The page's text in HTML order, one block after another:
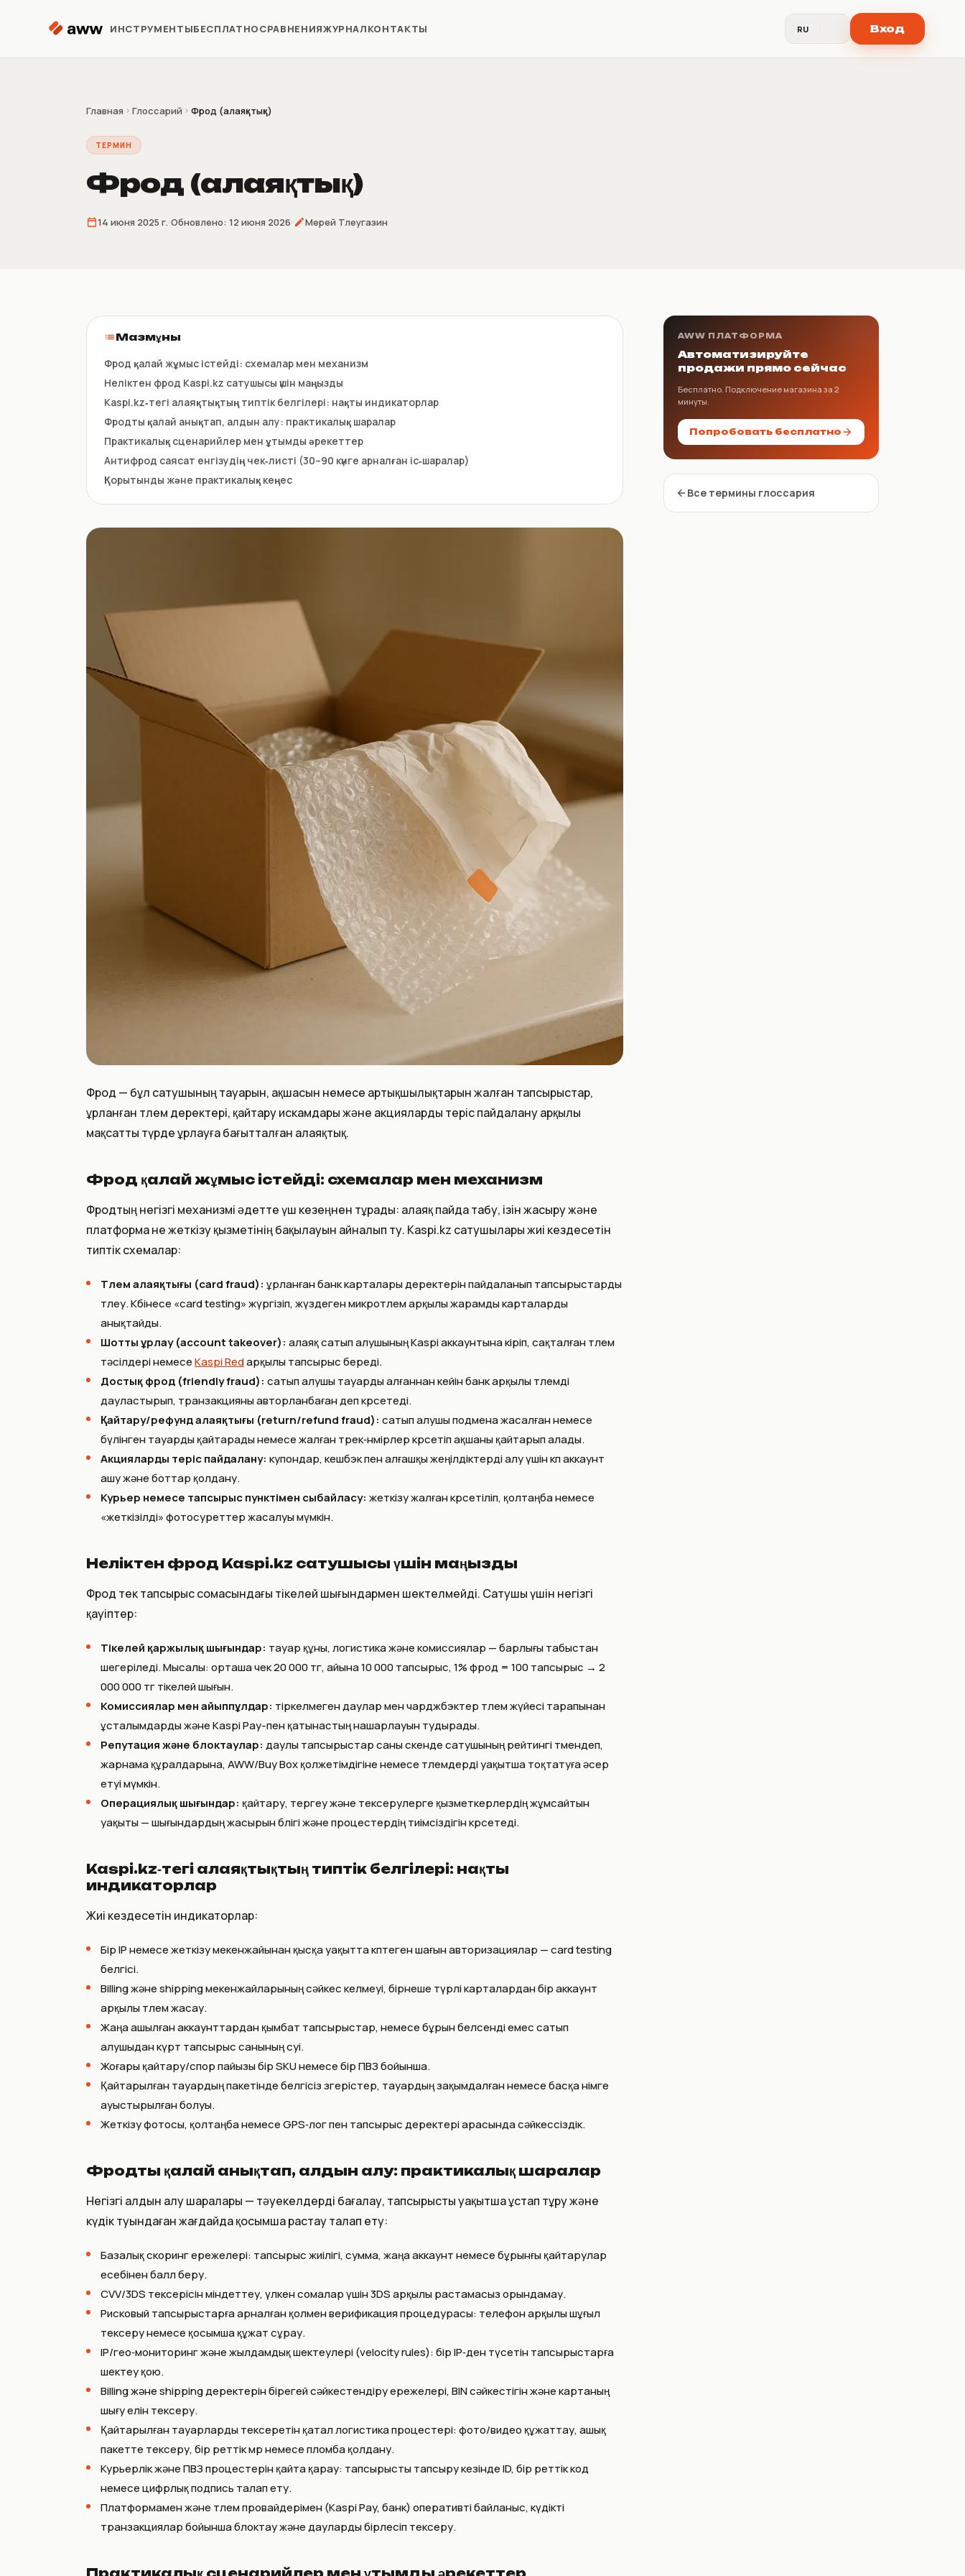
ИНСТРУМЕНТЫ
Автоматизация цен Kaspi
Продажи до поставки
НКТ / NTIN
июля
БЕСПЛАТНОСРАВНЕНИЯЖУРНАЛКОНТАКТЫ RU Вход
Главная Глоссарий Фрод (алаяқтық)
ТЕРМИН
Фрод (алаяқтық)
14 июня 2025 г. Обновлено: 12 июня 2026 Мерей Тлеугазин
Мазмұны
Фрод қалай жұмыс істейді: схемалар мен механизм
Неліктен фрод Kaspi.kz сатушысы үшін маңызды
Kaspi.kz‑тегі алаяқтықтың типтік белгілері: нақты индикаторлар
Фродты қалай анықтап, алдын алу: практикалық шаралар
Практикалық сценарийлер мен ұтымды әрекеттер
Антифрод саясат енгізудің чек‑листі (30–90 күнге арналған іс‑шаралар)
Қорытынды және практикалық кеңес
Фрод — бұл сатушының тауарын, ақшасын немесе артықшылықтарын жалған тапсырыстар,
ұрланған төлем деректері, қайтару искамдары және акцияларды теріс пайдалану арқылы
мақсатты түрде ұрлауға бағытталған алаяқтық.
Фрод қалай жұмыс істейді: схемалар мен механизм
Фродтың негізгі механизмі әдетте үш кезеңнен тұрады: алаяқ пайда табу, ізін жасыру және
платформа не жеткізу қызметінің бақылауын айналып өту. Kaspi.kz сатушылары жиі кездесетін
типтік схемалар:
Төлем алаяқтығы (card fraud): ұрланған банк карталары деректерін пайдаланып тапсырыстарды
төлеу. Көбінесе «card testing» жүргізіп, жүздеген микротөлем арқылы жарамды карталарды
анықтайды.
Шотты ұрлау (account takeover): алаяқ сатып алушының Kaspi аккаунтына кіріп, сақталған төлем
тәсілдері немесеKaspi Redарқылы тапсырыс береді.
Достық фрод (friendly fraud): сатып алушы тауарды алғаннан кейін банк арқылы төлемді
дауластырып, транзакцияны авторланбаған деп көрсетеді.
Қайтару/рефунд алаяқтығы (return/refund fraud): сатып алушы подмена жасалған немесе
бүлінген тауарды қайтарады немесе жалған трек‑нөмірлер көрсетіп ақшаны қайтарып алады.
Акцияларды теріс пайдалану: купондар, кешбэк пен алғашқы жеңілдіктерді алу үшін көп аккаунт
ашу және боттар қолдану.
Курьер немесе тапсырыс пунктімен сыбайласу: жеткізу жалған көрсетіліп, қолтаңба немесе
«жеткізілді» фотосуреттер жасалуы мүмкін.
Неліктен фрод Kaspi.kz сатушысы үшін маңызды
Фрод тек тапсырыс сомасындағы тікелей шығындармен шектелмейді. Сатушы үшін негізгі
қауіптер:
Тікелей қаржылық шығындар: тауар құны, логистика және комиссиялар — барлығы табыстан
шегеріледі. Мысалы: орташа чек 20 000 тг, айына 10 000 тапсырыс, 1% фрод = 100 тапсырыс → 2
000 000 тг тікелей шығын.
Комиссиялар мен айыппұлдар: тіркелмеген даулар мен чарджбэктер төлем жүйесі тарапынан
ұсталымдарды және Kaspi Pay-пен қатынастың нашарлауын тудырады.
Репутация және блоктаулар: даулы тапсырыстар саны өскенде сатушының рейтингі төмендеп,
жарнама құралдарына, AWW/Buy Box қолжетімдігіне немесе төлемдерді уақытша тоқтатуға әсер
етуі мүмкін.
Операциялық шығындар: қайтару, тергеу және тексерулерге қызметкерлердің жұмсайтын
уақыты — шығындардың жасырын бөлігі және процестердің тиімсіздігін көрсетеді.
Kaspi.kz‑тегі алаяқтықтың типтік белгілері: нақты
индикаторлар
Жиі кездесетін индикаторлар:
Бір IP немесе жеткізу мекенжайынан қысқа уақытта көптеген шағын авторизациялар — card testing
белгісі.
Billing және shipping мекенжайларының сәйкес келмеуі, бірнеше түрлі карталардан бір аккаунт
арқылы төлем жасау.
Жаңа ашылған аккаунттардан қымбат тапсырыстар, немесе бұрын белсенді емес сатып
алушыдан күрт тапсырыс санының өсуі.
Жоғары қайтару/спор пайызы бір SKU немесе бір ПВЗ бойынша.
Қайтарылған тауардың пакетінде белгісіз өзгерістер, тауардың зақымдалған немесе басқа өнімге
ауыстырылған болуы.
Жеткізу фотосы, қолтаңба немесе GPS‑лог пен тапсырыс деректері арасында сәйкессіздік.
Фродты қалай анықтап, алдын алу: практикалық шаралар
Негізгі алдын алу шаралары — тәуекелдерді бағалау, тапсырысты уақытша ұстап тұру және
күдік туындаған жағдайда қосымша растау талап ету:
Базалық скоринг ережелері: тапсырыс жиілігі, сумма, жаңа аккаунт немесе бұрынғы қайтарулар
есебінен балл беру.
CVV/3DS тексерісін міндеттеу, үлкен сомалар үшін 3DS арқылы растамасыз орындамау.
Рисковый тапсырыстарға арналған қолмен верификация процедурасы: телефон арқылы шұғыл
тексеру немесе қосымша құжат сұрау.
IP/гео‑мониторинг және жылдамдық шектеулері (velocity rules): бір IP‑ден түсетін тапсырыстарға
шектеу қою.
Billing және shipping деректерін бірегей сәйкестендіру ережелері, BIN сәйкестігін және картаның
шығу елін тексеру.
Қайтарылған тауарларды тексеретін қатал логистика процестері: фото/видео құжаттау, ашық
пакетте тексеру, бір реттік мөр немесе пломба қолдану.
Курьерлік және ПВЗ процестерін қайта қарау: тапсырысты тапсыру кезінде ID, бір реттік код
немесе цифрлық подпись талап ету.
Платформамен және төлем провайдерімен (Kaspi Pay, банк) оперативті байланыс, күдікті
транзакциялар бойынша блоктау және дауларды бірлесіп тексеру.
AWW ПЛАТФОРМА
Автоматизируйте
продажи прямо сейчас
Бесплатно. Подключение магазина за 2
минуты.
Попробовать бесплатно
Все термины глоссария